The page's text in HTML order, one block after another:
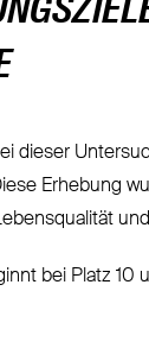
dieser
Erhebung
bei Platz 10